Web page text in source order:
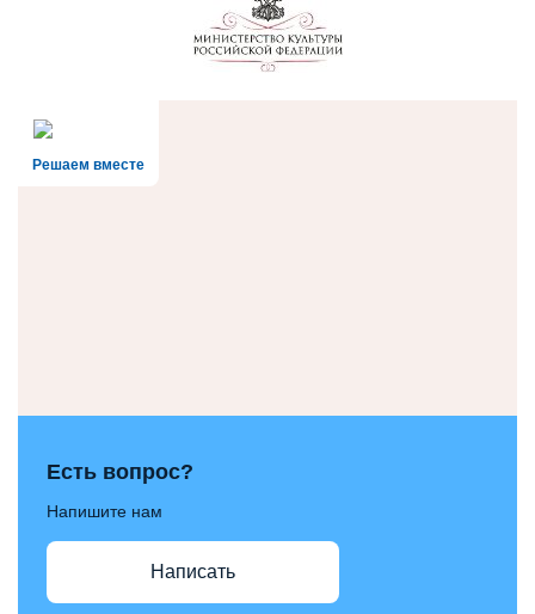
Решаем вместе
Есть вопрос?
Напишите нам
Написать